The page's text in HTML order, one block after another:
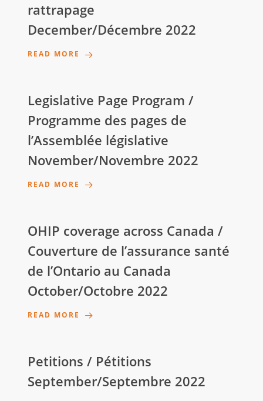
rattrapage
December/Décembre 2022
READ MORE
Legislative Page Program /
Programme des pages de
l’Assemblée législative
November/Novembre 2022
READ MORE
OHIP coverage across Canada /
Couverture de l’assurance santé
de l’Ontario au Canada
October/Octobre 2022
READ MORE
Petitions / Pétitions
September/Septembre 2022